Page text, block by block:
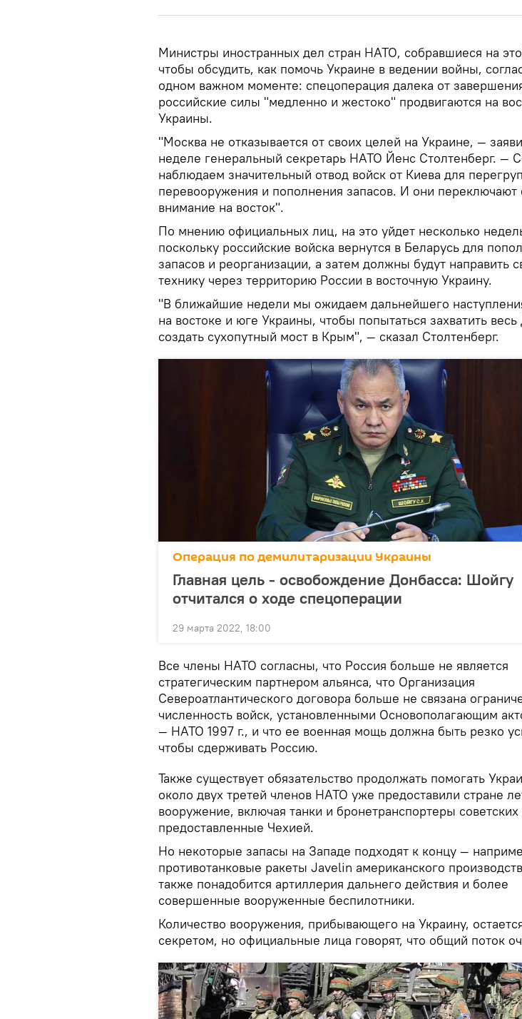
Министры иностранных дел стран НАТО, собравшиеся на
чтобы обсудить, как помочь Украине в ведении войны,
одном важном моменте: спецоперация далека от
российские силы "медленно и жестоко" продвигаются на
Украины.
"Москва не отказывается от своих целей на Украине, —
неделе генеральный секретарь НАТО Йенс Столтенберг. —
наблюдаем значительный отвод войск от Киева для
перевооружения и пополнения запасов. И они переключают
внимание на восток".
По мнению официальных лиц, на это уйдет несколько
поскольку российские войска вернутся в Беларусь для
запасов и реорганизации, а затем должны будут направить
технику через территорию России в восточную Украину.
"В ближайшие недели мы ожидаем дальнейшего
на востоке и юге Украины, чтобы попытаться захватить
создать сухопутный мост в Крым", — сказал Столтенберг.
Операция по демилитаризации Украины
Главная цель - освобождение Донбасса: Шойгу
отчитался о ходе спецоперации
29 марта 2022, 18:00
Все члены НАТО согласны, что Россия больше не является
стратегическим партнером альянса, что Организация
Североатлантического договора больше не связана
численность войск, установленными Основополагающим
— НАТО 1997 г., и что ее военная мощь должна быть резко
чтобы сдерживать Россию.
Также существует обязательство продолжать помогать
около двух третей членов НАТО уже предоставили стране
вооружение, включая танки и бронетранспортеры
предоставленные Чехией.
Но некоторые запасы на Западе подходят к концу —
противотанковые ракеты Javelin американского
также понадобится артиллерия дальнего действия и более
совершенные вооруженные беспилотники.
Количество вооружения, прибывающего на Украину,
секретом, но официальные лица говорят, что общий поток